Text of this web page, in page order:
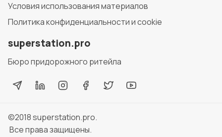
Условия использования материалов
Политика конфиденциальности и cookie
superstation.pro
Бюро придорожного ритейла
©2018superstation.pro.
Все права защищены.